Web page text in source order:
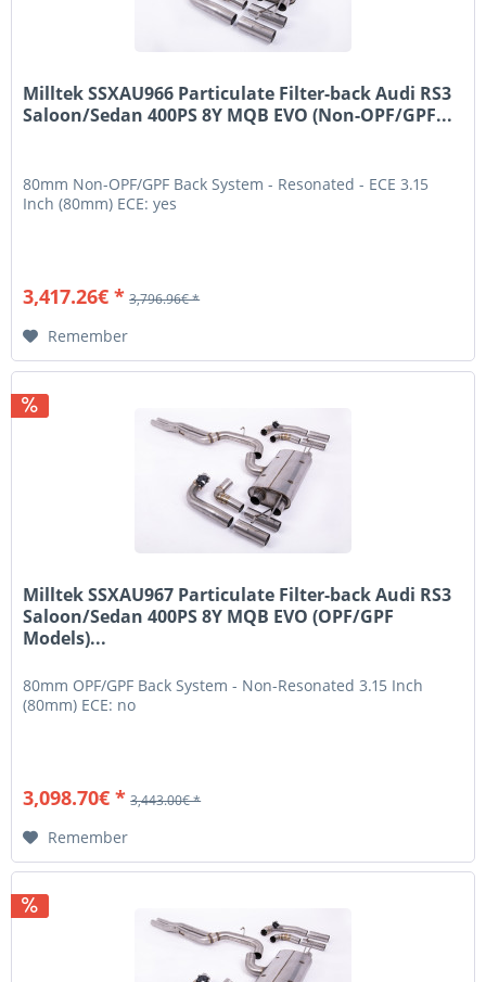
Milltek SSXAU966 Particulate Filter-back Audi RS3
Saloon/Sedan 400PS 8Y MQB EVO (Non-OPF/GPF...
80mm Non-OPF/GPF Back System - Resonated - ECE 3.15
Inch (80mm) ECE: yes
3,417.26€ * 3,796.96€ *
Remember
Milltek SSXAU967 Particulate Filter-back Audi RS3
Saloon/Sedan 400PS 8Y MQB EVO (OPF/GPF
Models)...
80mm OPF/GPF Back System - Non-Resonated 3.15 Inch
(80mm) ECE: no
3,098.70€ * 3,443.00€ *
Remember